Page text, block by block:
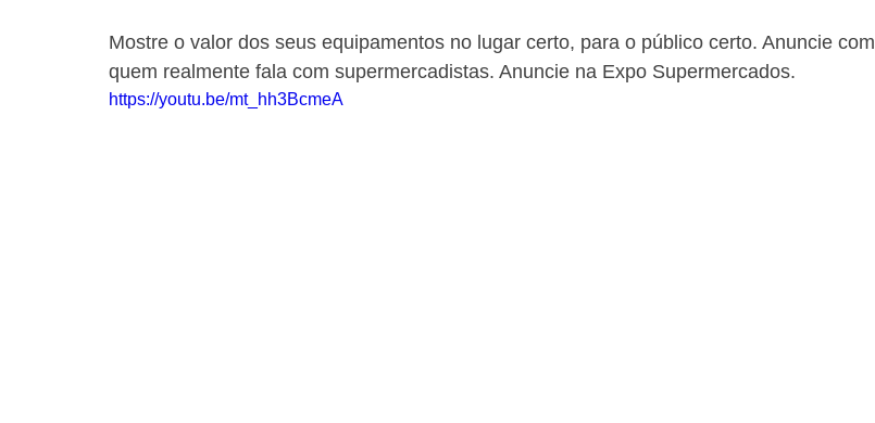
Mostre o valor dos seus equipamentos no lugar certo, para o público certo. Anuncie com
quem realmente fala com supermercadistas. Anuncie na Expo Supermercados.
https://youtu.be/mt_hh3BcmeA